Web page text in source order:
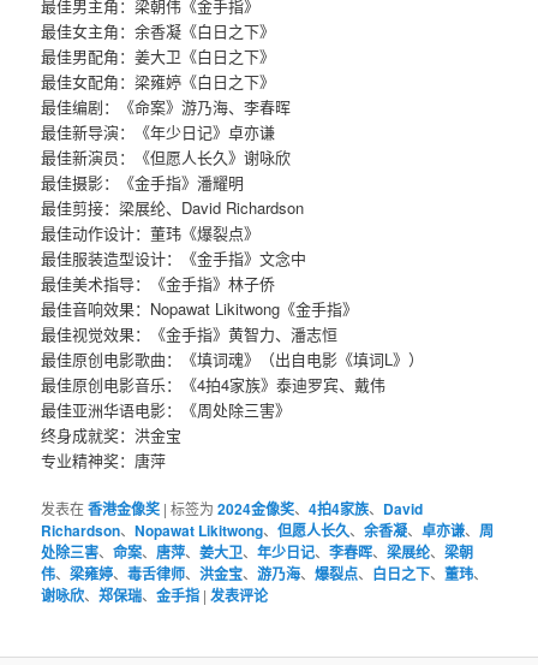
最佳男主角：梁朝伟《金手指》
最佳女主角：余香凝《白日之下》
最佳男配角：姜大卫《白日之下》
最佳女配角：梁雍婷《白日之下》
最佳编剧：《命案》游乃海、李春晖
最佳新导演：《年少日记》卓亦谦
最佳新演员：《但愿人长久》谢咏欣
最佳摄影：《金手指》潘耀明
最佳剪接：梁展纶、David Richardson
最佳动作设计：董玮《爆裂点》
最佳服装造型设计：《金手指》文念中
最佳美术指导：《金手指》林子侨
最佳音响效果：Nopawat Likitwong《金手指》
最佳视觉效果：《金手指》黄智力、潘志恒
最佳原创电影歌曲：《填词魂》（出自电影《填词L》）
​​​最佳原创电影音乐：《4拍4家族》泰迪罗宾、戴伟
最佳亚洲华语电影：《周处除三害》
终身成就奖：洪金宝
专业精神奖：唐萍
发表在香港金像奖 |标签为 2024金像奖、4拍4家族、 David
Richardson、Nopawat Likitwong、但愿人长久、余香凝、卓亦谦、 周
处除三害、命案、 唐萍、姜大卫、年少日记、李春晖、梁展纶、梁朝
伟、梁雍婷、毒舌律师、洪金宝、游乃海、爆裂点、 白日之下、董玮、
谢咏欣、郑保瑞、金手指 |发表评论